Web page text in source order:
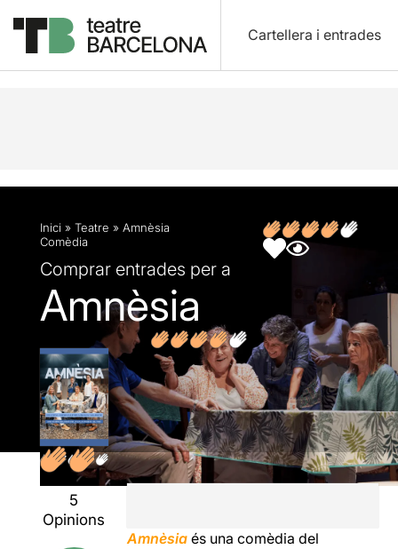
Cartellera i entrades
Descripció Fitxa artística Fotos i vídeos
Inici » Teatre » Amnèsia
Comèdia
Comprar entrades per a
Amnèsia
5
Opinions
Amnèsia és una comèdia del